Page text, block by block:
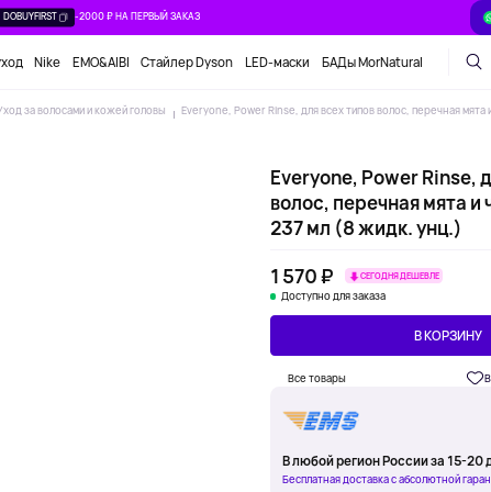
DOBUYFIRST -2000 ₽ НА ПЕРВЫЙ ЗАКАЗ
Nike EMO&AIBI Стайлер Dyson LED-маски БАДы MorNatural
за волосами и кожей головы
Everyone, Power Rinse, для всех типов волос, перечная
Everyone, Power Rinse,
волос, перечная мята и
237 мл (8 жидк. унц.)
1 570 ₽
СЕГОДНЯ ДЕШЕВЛЕ
Доступно для заказа
В КОРЗИНУ
Все товары
В любой регион России за 15-20
Бесплатная доставка с абсолютной